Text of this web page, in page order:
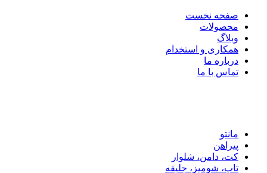
صفحه نخست
محصولات
وبلاگ
همکاری و استخدام
درباره ما
تماس با ما
مانتو
پیراهن
کت، دامن، شلوار
تاپ، شومیز، جلیقه